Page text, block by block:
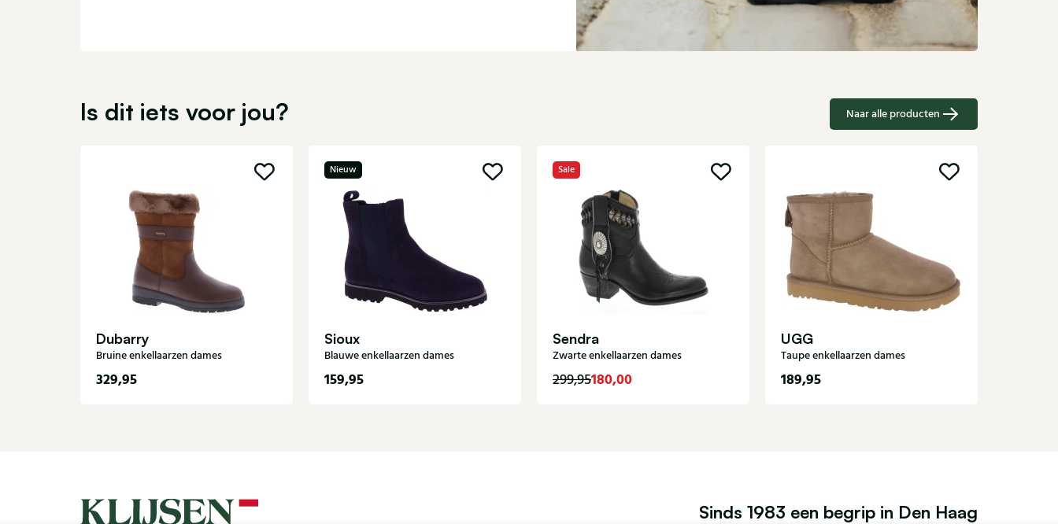
Is dit iets voor jou? Naar alle producten
Dubarry
Bruine enkellaarzen dames
329,95
Nieuw
Sioux
Blauwe enkellaarzen dames
159,95
Sale
Sendra
Zwarte enkellaarzen dames
299,95180,00
UGG
Taupe enkellaarzen dames
189,95
Sinds 1983 een begrip in Den Haag